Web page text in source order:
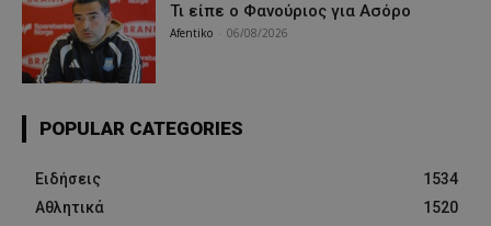
Τι είπε ο Φανούριος για Ασόρο
Afentiko 06/08/2026
POPULAR CATEGORIES
Ειδήσεις
1534
Αθλητικά
1520